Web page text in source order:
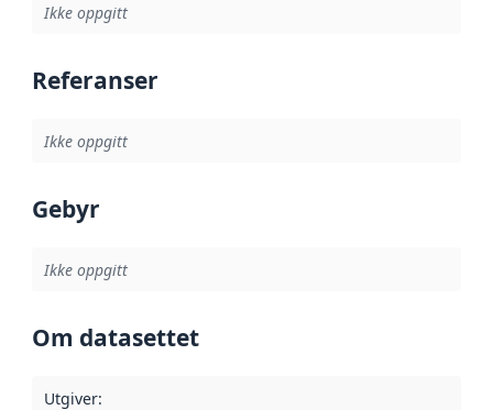
Ikke oppgitt
Referanser
Ikke oppgitt
Gebyr
Ikke oppgitt
Om datasettet
Utgiver: